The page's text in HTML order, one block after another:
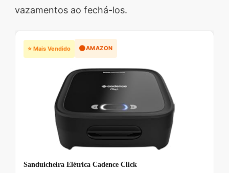
vazamentos ao fechá-los.
⭐ Mais Vendido 🟠AMAZON
Sanduicheira Elétrica Cadence Click